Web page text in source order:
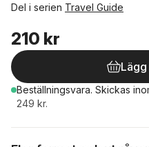
Del i serien Travel Guide
210 kr
Beställningsvara. Skickas
249 kr.